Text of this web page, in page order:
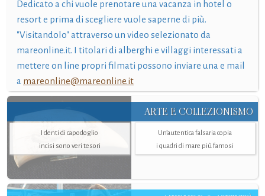
Dedicato a chi vuole prenotare una vacanza in hotel o
resort e prima di scegliere vuole saperne di più.
"Visitandolo" attraverso un video selezionato da
mareonline.it. I titolari di alberghi e villaggi interessati a
mettere on line propri filmati possono inviare una e mail
a mareonline@mareonline.it
ARTE E COLLEZIONISMO
I denti di capodoglio
incisi sono veri tesori
Un’autentica falsaria copia
i quadri di mare più famosi